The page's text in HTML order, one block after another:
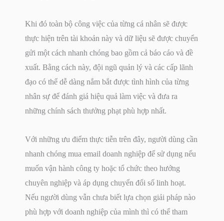
Khi đó toàn bộ công việc của từng cá nhân sẽ được
thực hiện trên tài khoản này và dữ liệu sẽ được chuyển
gửi một cách nhanh chóng bao gồm cả báo cáo và đề
xuất. Bằng cách này, đội ngũ quản lý và các cấp lãnh
đạo có thể dễ dàng nắm bắt được tình hình của từng
nhân sự để đánh giá hiệu quả làm việc và đưa ra
những chính sách thưởng phạt phù hợp nhất.
Với những ưu điểm thực tiễn trên đây, người dùng cần
nhanh chóng mua email doanh nghiệp để sử dụng nếu
muốn vận hành công ty hoặc tổ chức theo hướng
chuyên nghiệp và áp dụng chuyển đổi số linh hoạt.
Nếu người dùng vẫn chưa biết lựa chọn giải pháp nào
phù hợp với doanh nghiệp của mình thì có thể tham